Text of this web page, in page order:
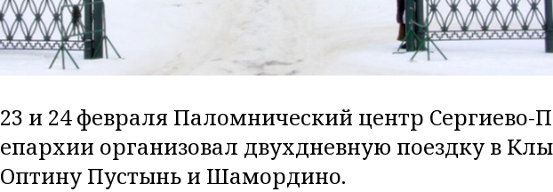
23 и 24 февраля Паломнический центр Сергиево-
епархии организовал двухдневную поездку в
Оптину Пустынь и Шамордино.